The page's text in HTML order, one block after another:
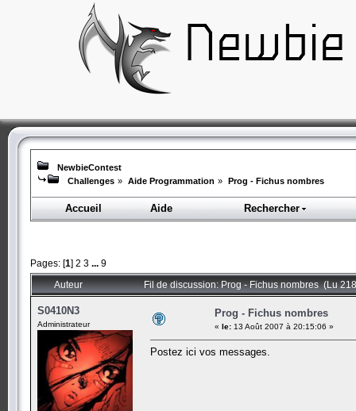
NewbieContest
Challenges » Aide Programmation » Prog - Fichus nombres
Accueil Aide Rechercher
Pages: [1] 2 3 ... 9
Auteur Fil de discussion: Prog - Fichus nombres (Lu
S0410N3
Administrateur
Prog - Fichus nombres
« le: 13 Août 2007 à 20:15:06 »
Postez ici vos messages.